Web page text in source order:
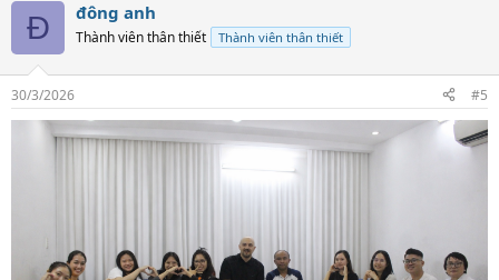
Đ đông anh
Thành viên thân thiết Thành viên thân thiết
30/3/2026 #5